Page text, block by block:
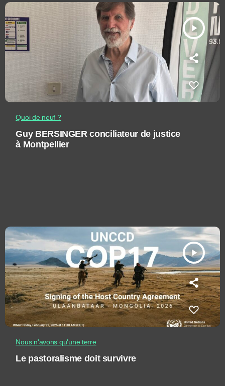
play_arrow
Quoi de neuf ?
Guy BERSINGER conciliateur de justice
à Montpellier
play_arrow
Nous n'avons qu'une terre
Le pastoralisme doit survivre